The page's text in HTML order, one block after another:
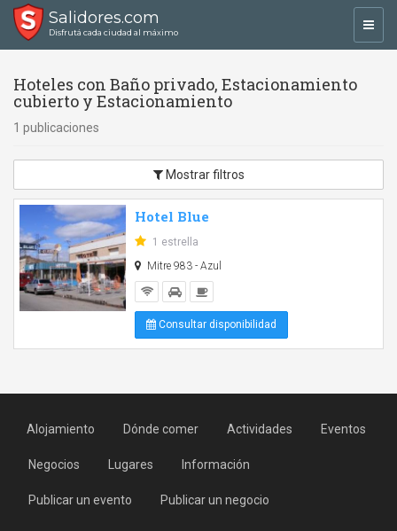
Salidores.com
Disfrutá cada ciudad al máximo
Hoteles con Baño privado, Estacionamiento
cubierto y Estacionamiento
1 publicaciones
Mostrar filtros
Hotel Blue
1 estrella
Mitre 983 - Azul
Consultar disponibilidad
Alojamiento Dónde comer Actividades Eventos
Negocios Lugares Información
Publicar un evento Publicar un negocio